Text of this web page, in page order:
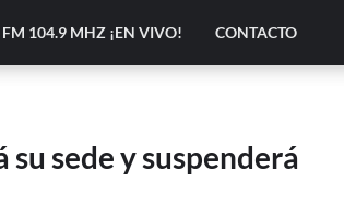
FM 104.9 MHZ ¡EN VIVO! CONTACTO
su sede y suspenderá